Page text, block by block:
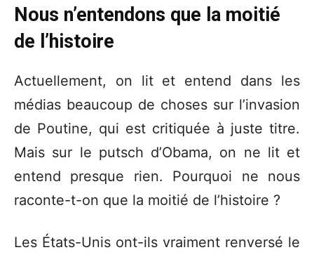
Nous n’entendons que la moitié
de l’histoire
Actuellement, on lit et entend dans les
médias beaucoup de choses sur l’invasion
de Poutine, qui est critiquée à juste titre.
Mais sur le putsch d’Obama, on ne lit et
entend presque rien. Pourquoi ne nous
raconte-t-on que la moitié de l’histoire ?
Les États-Unis ont-ils vraiment renversé le